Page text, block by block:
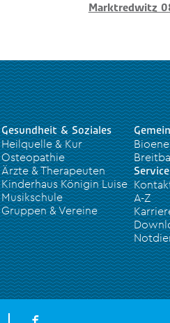
Marktredwitz
Gesundheit & Soziales
Heilquelle & Kur
Osteopathie
Ärzte & Therapeuten
Kinderhaus Königin Luise
Musikschule
Gruppen & Vereine
Service
A-Z